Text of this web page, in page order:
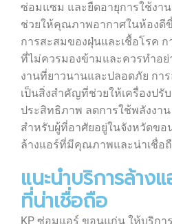
ซ่อมแซม และยืดอายุการใช้งา
ช่วยให้คุณภาพอากาศในห้อง
การสะสมของฝุ่นและเชื้อโรค
ที่ไม่ควรมองข้ามและควรทำอย่
งานที่ยาวนานและปลอดภัย กา
เป็นสิ่งสำคัญที่ช่วยให้เครื่องปรั
ประสิทธิภาพ ลดการใช้พลังงา
สำหรับผู้ที่อาศัยอยู่ในจังหวัดขอ
ล้างแอร์ที่มีคุณภาพและน่าเชื่อถื
แนะนำบริการล้าง
ที่น่าเชื่อถือ
KP ซ่อมแอร์ ขอนแก่น ให้บริกา